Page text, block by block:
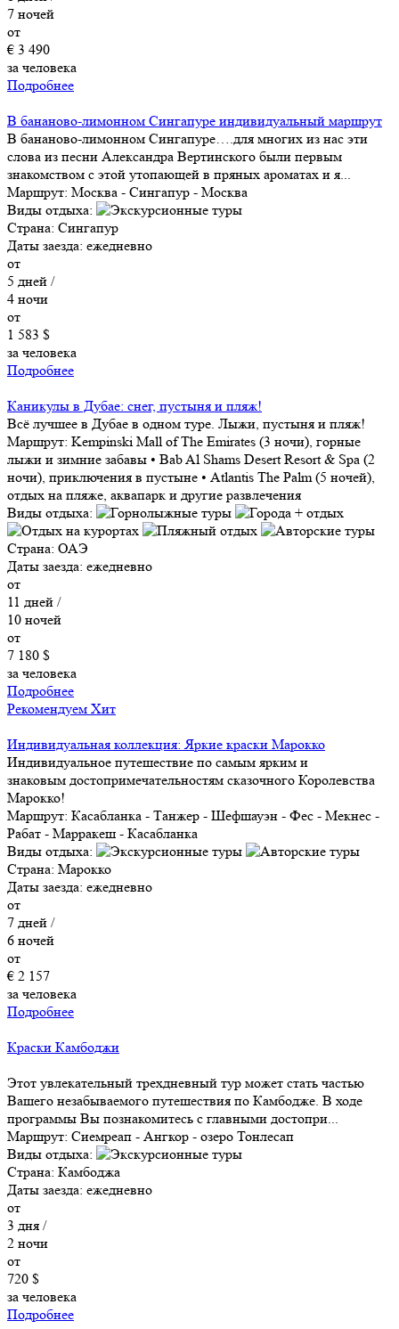
7 ночей
от
€ 3 490
за человека
Подробнее
В бананово-лимонном Сингапуре индивидуальный маршрут
В бананово-лимонном Сингапуре….для многих из нас эти
слова из песни Александра Вертинского были первым
знакомством с этой утопающей в пряных ароматах и я...
Маршрут: Москва - Сингапур - Москва
Виды отдыха:
Страна: Сингапур
Даты заезда: ежедневно
от
5 дней /
4 ночи
от
1 583 $
за человека
Подробнее
Каникулы в Дубае: снег, пустыня и пляж!
Всё лучшее в Дубае в одном туре. Лыжи, пустыня и пляж!
Маршрут: Kempinski Mall of The Emirates (3 ночи), горные
лыжи и зимние забавы • Bab Al Shams Desert Resort & Spa (2
ночи), приключения в пустыне • Atlantis The Palm (5 ночей),
отдых на пляже, аквапарк и другие развлечения
Виды отдыха:
Страна: ОАЭ
Даты заезда: ежедневно
от
11 дней /
10 ночей
от
7 180 $
за человека
Подробнее
Рекомендуем Хит
Индивидуальная коллекция: Яркие краски Марокко
Индивидуальное путешествие по самым ярким и
знаковым достопримечательностям сказочного Королевства
Марокко!
Маршрут: Касабланка - Танжер - Шефшауэн - Фес - Мекнес -
Рабат - Марракеш - Касабланка
Виды отдыха:
Страна: Марокко
Даты заезда: ежедневно
от
7 дней /
6 ночей
от
€ 2 157
за человека
Подробнее
Краски Камбоджи
Этот увлекательный трехдневный тур может стать частью
Вашего незабываемого путешествия по Камбодже. В ходе
программы Вы познакомитесь с главными достопри...
Маршрут: Сиемреап - Ангкор - озеро Тонлесап
Виды отдыха:
Страна: Камбоджа
Даты заезда: ежедневно
от
3 дня /
2 ночи
от
720 $
за человека
Подробнее